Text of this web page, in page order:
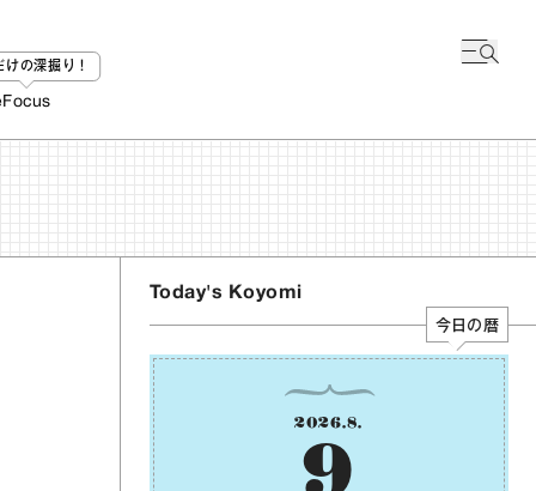
けの深掘り！
Focus
Today's Koyomi
今日の暦
2026.8.